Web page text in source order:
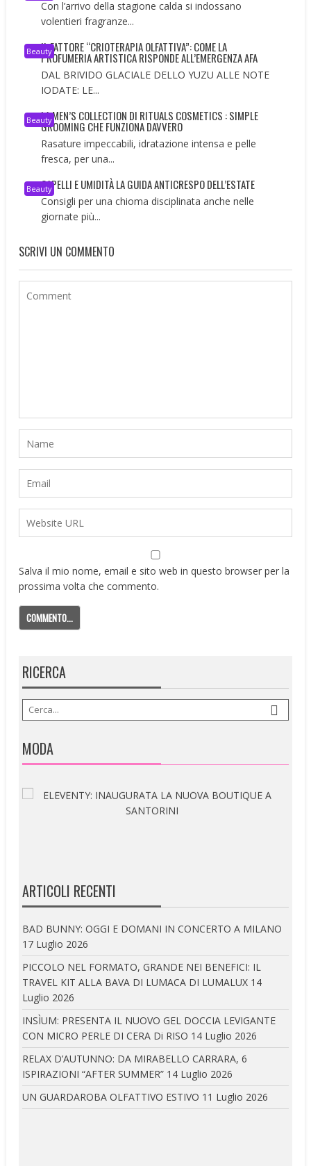
Con l’arrivo della stagione calda si indossano
volentieri fragranze...
BeautyIL FATTORE “CRIOTERAPIA OLFATTIVA”: COME LA
PROFUMERIA ARTISTICA RISPONDE ALL’EMERGENZA AFA
DAL BRIVIDO GLACIALE DELLO YUZU ALLE NOTE
IODATE: LE...
BeautyLA MEN’S COLLECTION DI RITUALS COSMETICS : SIMPLE
GROOMING CHE FUNZIONA DAVVERO
Rasature impeccabili, idratazione intensa e pelle
fresca, per una...
BeautyCAPELLI E UMIDITÀ LA GUIDA ANTICRESPO DELL’ESTATE
Consigli per una chioma disciplinata anche nelle
giornate più...
SCRIVI UN COMMENTO
Salva il mio nome, email e sito web in questo browser per la
prossima volta che commento.
RICERCA
MODA
ARTICOLI RECENTI
BAD BUNNY: OGGI E DOMANI IN CONCERTO A MILANO
17 Luglio 2026
PICCOLO NEL FORMATO, GRANDE NEI BENEFICI: IL
TRAVEL KIT ALLA BAVA DI LUMACA DI LUMALUX 14
Luglio 2026
INSÌUM: PRESENTA IL NUOVO GEL DOCCIA LEVIGANTE
CON MICRO PERLE DI CERA Di RISO 14 Luglio 2026
RELAX D’AUTUNNO: DA MIRABELLO CARRARA, 6
ISPIRAZIONI “AFTER SUMMER” 14 Luglio 2026
UN GUARDAROBA OLFATTIVO ESTIVO 11 Luglio 2026